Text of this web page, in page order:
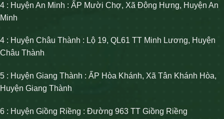
4 : Huyện An Minh : ẤP Mười Chợ, Xã Đông Hưng, Huyện An
Minh
4 : Huyện Châu Thành : Lộ 19, QL61 TT Minh Lương, Huyện
Châu Thành
5 : Huyện Giang Thành : ẤP Hòa Khánh, Xã Tân Khánh Hòa,
Huyện Giang Thành
6 : Huyện Giồng Riềng : Đường 963 TT Giồng Riềng